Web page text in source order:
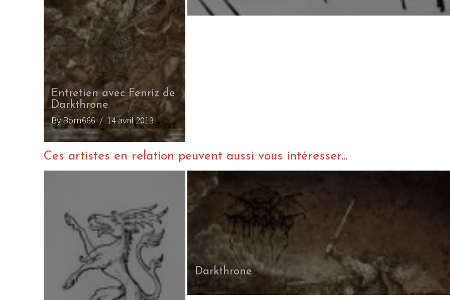
Entretien avec Fenriz de
Darkthrone
By Born666/ 14 avril 2013
Ces artistes en relation peuvent aussi vous intéresser...
Darkthrone